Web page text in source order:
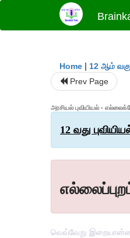
Home | 12 ஆம்
Prev Page
அரசியல் புவியியல் -
12 வது
வெவ்வேறு